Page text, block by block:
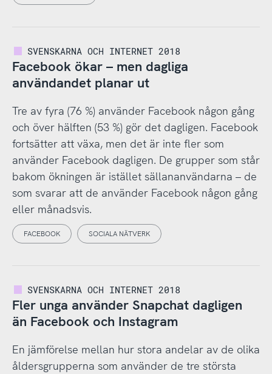
SVENSKARNA OCH INTERNET 2018
Facebook ökar – men dagliga
användandet planar ut
Tre av fyra (76 %) använder Facebook någon gång
och över hälften (53 %) gör det dagligen. Facebook
fortsätter att växa, men det är inte fler som
använder Facebook dagligen. De grupper som står
bakom ökningen är istället sällananvändarna – de
som svarar att de använder Facebook någon gång
eller månadsvis.
FACEBOOK SOCIALA NÄTVERK
SVENSKARNA OCH INTERNET 2018
Fler unga använder Snapchat dagligen
än Facebook och Instagram
En jämförelse mellan hur stora andelar av de olika
åldersgrupperna som använder de tre största